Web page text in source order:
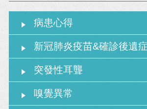
病患心得
新冠肺炎疫苗&確診後遺症
突發性耳聾
嗅覺異常